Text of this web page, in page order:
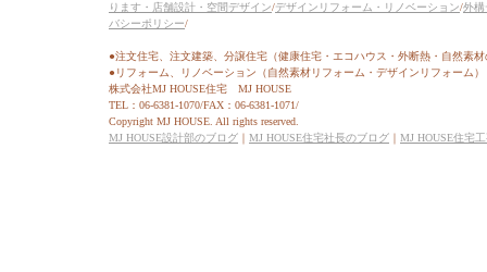
ります・店舗設計・空間デザイン/デザインリフォーム・リノベーション/外構
バシーポリシー/
●注文住宅、注文建築、分譲住宅（健康住宅・エコハウス・外断熱・自然素
●リフォーム、リノベーション（自然素材リフォーム・デザインリフォーム）
株式会社MJ HOUSE住宅 MJ HOUSE
TEL：06-6381-1070/FAX：06-6381-1071/
Copyright MJ HOUSE. All rights reserved.
MJ HOUSE設計部のブログ ｜ MJ HOUSE住宅社長のブログ ｜ MJ HOUSE住宅